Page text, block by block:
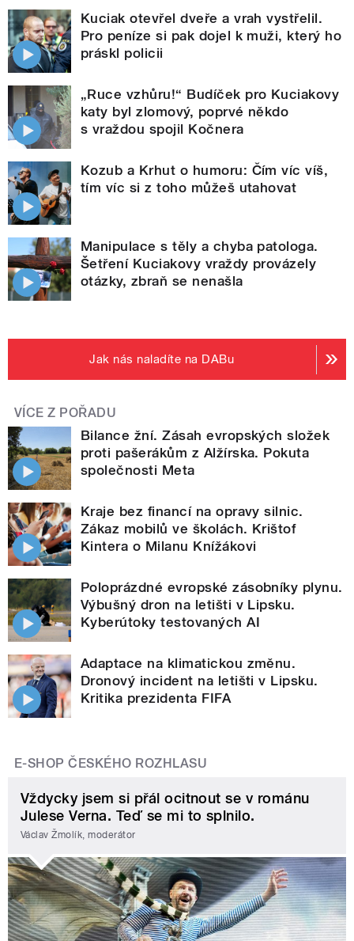
Kuciak otevřel dveře a vrah vystřelil.
Pro peníze si pak dojel k muži, který ho
práskl policii
„Ruce vzhůru!“ Budíček pro Kuciakovy
katy byl zlomový, poprvé někdo
s vraždou spojil Kočnera
Kozub a Krhut o humoru: Čím víc víš,
tím víc si z toho můžeš utahovat
Manipulace s těly a chyba patologa.
Šetření Kuciakovy vraždy provázely
otázky, zbraň se nenašla
Jak nás naladíte na DABu
VÍCE Z POŘADU
Bilance žní. Zásah evropských složek
proti pašerákům z Alžírska. Pokuta
společnosti Meta
Kraje bez financí na opravy silnic.
Zákaz mobilů ve školách. Krištof
Kintera o Milanu Knížákovi
Poloprázdné evropské zásobníky plynu.
Výbušný dron na letišti v Lipsku.
Kyberútoky testovaných AI
Adaptace na klimatickou změnu.
Dronový incident na letišti v Lipsku.
Kritika prezidenta FIFA
E-SHOP ČESKÉHO ROZHLASU
Vždycky jsem si přál ocitnout se v románu
Julese Verna. Teď se mi to splnilo.
Václav Žmolík, moderátor